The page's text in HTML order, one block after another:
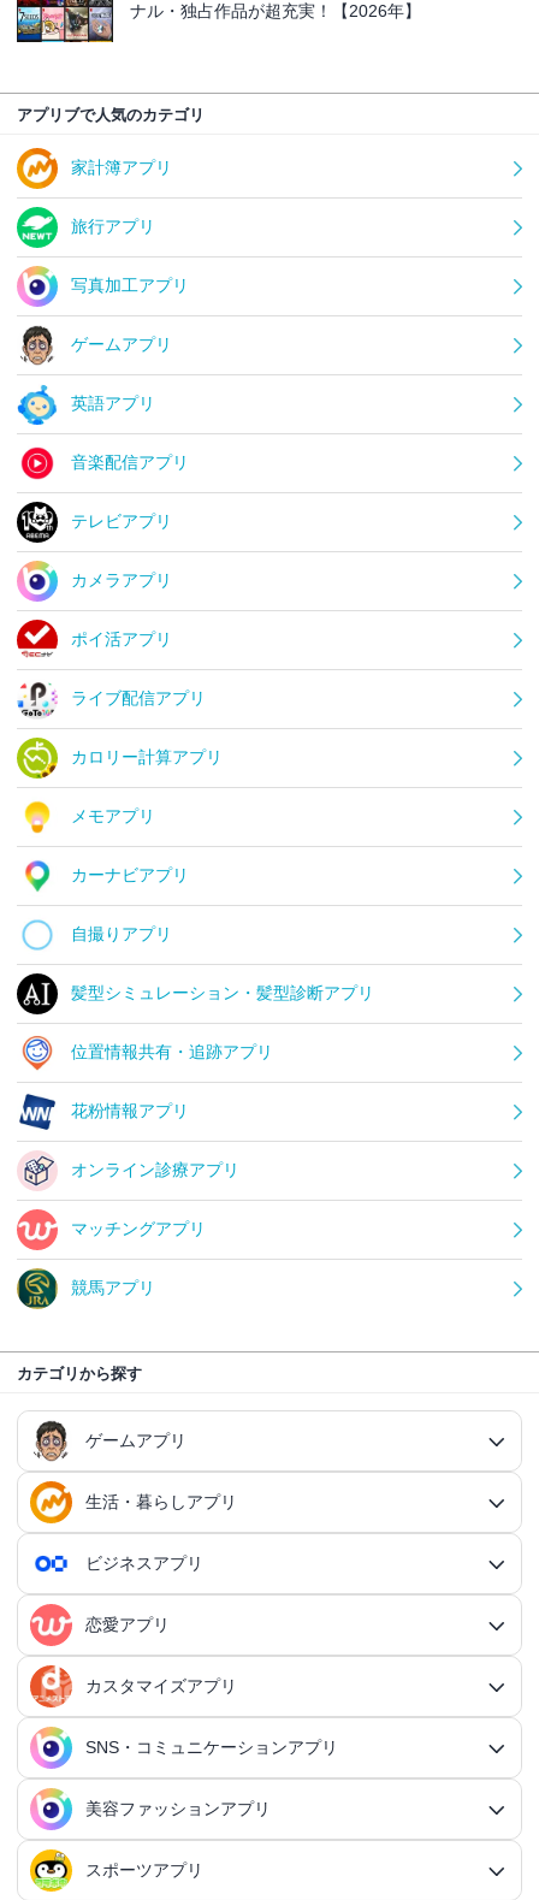
ナル・独占作品が超充実！【2026年】
アプリブで人気のカテゴリ
家計簿アプリ
旅行アプリ
写真加工アプリ
ゲームアプリ
英語アプリ
音楽配信アプリ
テレビアプリ
カメラアプリ
ポイ活アプリ
ライブ配信アプリ
カロリー計算アプリ
メモアプリ
カーナビアプリ
自撮りアプリ
髪型シミュレーション・髪型診断アプリ
位置情報共有・追跡アプリ
花粉情報アプリ
オンライン診療アプリ
マッチングアプリ
競馬アプリ
カテゴリから探す
ゲームアプリ
ゲームアプリ総合
RPGアプリ
RPGアプリ総合
王道RPGアプリ
アクションRPGアプリ
シミュレーションRPGアプリ
ダンジョンRPGアプリ
MMORPGアプリ
放置系RPGアプリ
アクションゲームアプリ
2Dアクションアプリ
3Dアクションアプリ
アクションRPGアプリ
シミュレーションアプリ
シミュレーションアプリ総合
育成シミュレーションアプリ
戦略シミュレーションアプリ
箱庭シミュレーションアプリ
対戦・協力ゲームアプリ
対戦・協力ゲームアプリ総合
オンライン対戦アプリ
協力・マルチプレイアプリ
シューティングゲームアプリ
FPSアプリ
アドベンチャーゲームアプリ
アドベンチャーゲームアプリ総合
パズル・脳トレアプリ
生活・暮らしアプリ
生活・暮らしアプリ総合
ファイナンスアプリ
家計簿アプリ
ふるさと納税アプリ
貯金アプリ
スマホ決済アプリ
クレジットカードアプリ
日記アプリ
SNS感覚の日記アプリ
交換日記アプリ
写真カレンダーアプリ
行動記録アプリ
行動記録アプリ総合
習慣化アプリ
ポイ活アプリ
ポイ活アプリ総合
レシートポイ活アプリ
スケジューラ・時計アプリ
ライフログアプリ
ビジネスアプリ
ビジネスアプリ総合
タスク管理アプリ
タスク管理アプリ総合
個人タスク管理アプリ
タスク共有アプリ
プロジェクト管理アプリ
QRコードアプリ
QRコード読み取りアプリ
QRコード作成アプリ
OCRアプリ
OCRアプリ総合
翻訳カメラアプリ
議事録アプリ
恋愛アプリ
恋愛アプリ総合
マッチングアプリ
マッチングアプリ総合
20代向けマッチングアプリ
30代向けマッチングアプリ
出会いアプリ
カップルアプリ
カスタマイズアプリ
カスタマイズアプリ総合
IFTTTアプリ
オートクリッカーアプリ
ネットワークアプリ
SNS・コミュニケーションアプリ
SNS・コミュニケーションアプリ総合
SNSアプリ
美容ファッションアプリ
美容ファッションアプリ総合
スポーツアプリ